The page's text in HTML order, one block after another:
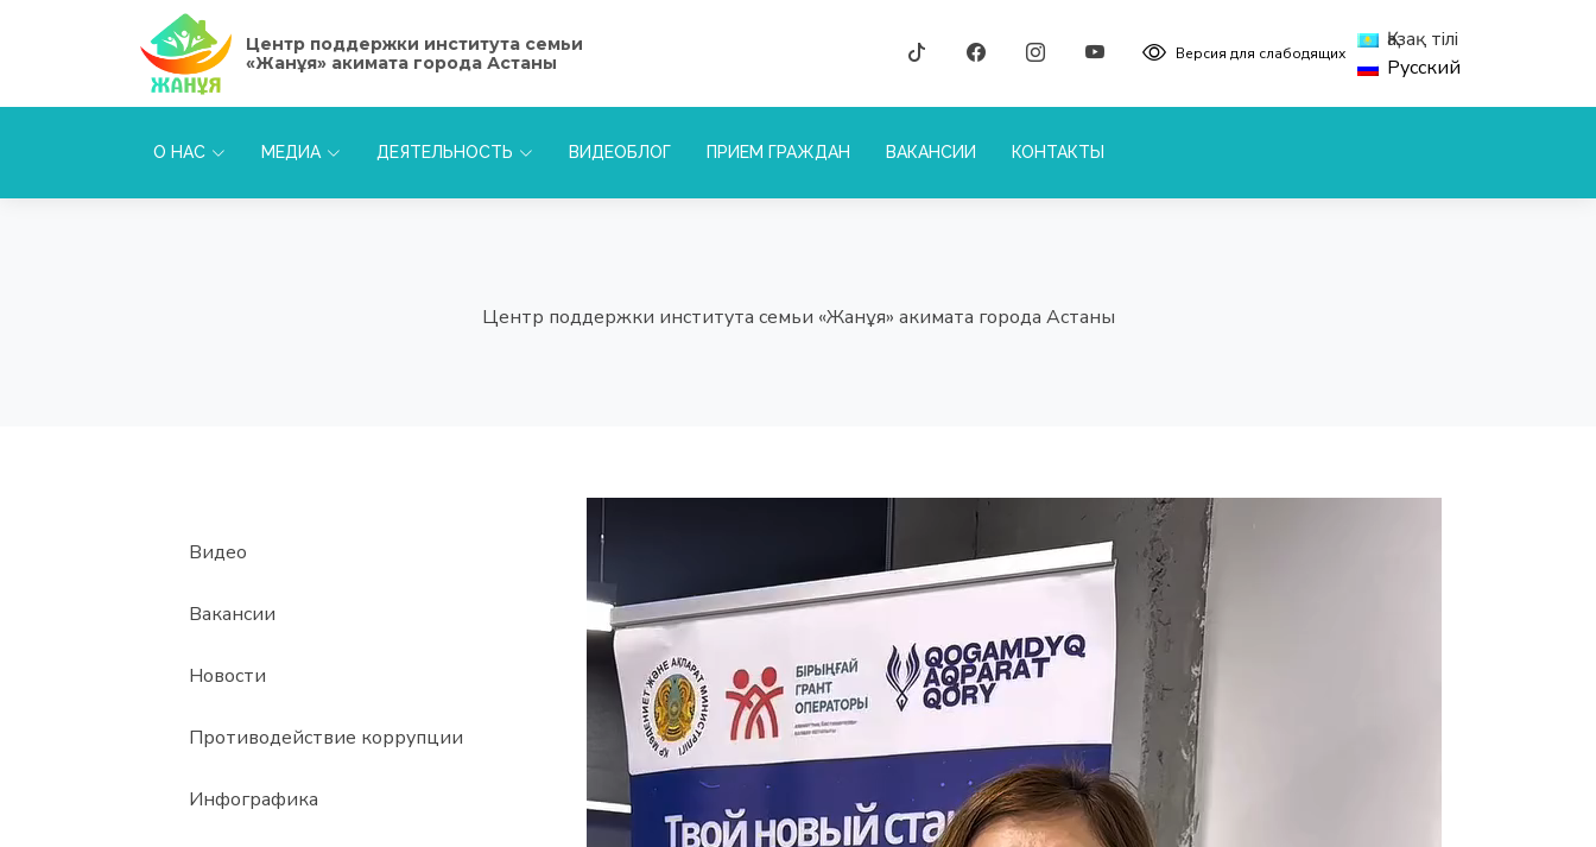
Центр поддержки института семьи
«Жанұя» акимата города Астаны
Версия для слабодящих
Қазақ тілі
Русский
О НАС МЕДИА ДЕЯТЕЛЬНОСТЬ ВИДЕОБЛОГ ПРИЕМ ГРАЖДАН ВАКАНСИИ КОНТАКТЫ
Центр поддержки института семьи «Жанұя» акимата города Астаны
Видео
Вакансии
Новости
Противодействие коррупции
Инфографика